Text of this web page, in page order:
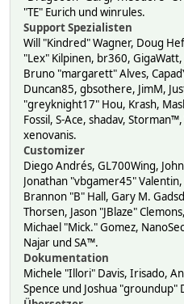
"TE" Eurich und winrules.
Support Spezialisten
Will "Kindred" Wagner, Doug
"Lex" Kilpinen, br360,
Bruno "margarett" Alves,
Duncan85, gbsothere, JimM,
"greyknight17" Hou, Krash,
Fossil, S-Ace, shadav,
xenovanis.
Customizer
Diego Andrés, GL700Wing,
Jonathan "vbgamer45" Valentin,
Brannon "B" Hall, Gary M.
Thorsen, Jason "JBlaze"
Michael "Mick." Gomez,
Najar und SA™.
Dokumentation
Michele "Illori" Davis, Irisado,
Spence und Joshua "groundup"